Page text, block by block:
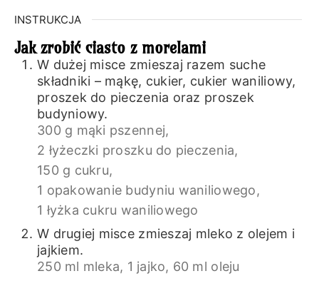
INSTRUKCJA
Jak zrobić ciasto z morelami
W dużej misce zmieszaj razem suche
składniki – mąkę, cukier, cukier waniliowy,
proszek do pieczenia oraz proszek
budyniowy.
300 g mąki pszennej,
2 łyżeczki proszku do pieczenia,
150 g cukru,
1 opakowanie budyniu waniliowego,
1 łyżka cukru waniliowego
W drugiej misce zmieszaj mleko z olejem i
jajkiem.
250 ml mleka, 1 jajko, 60 ml oleju